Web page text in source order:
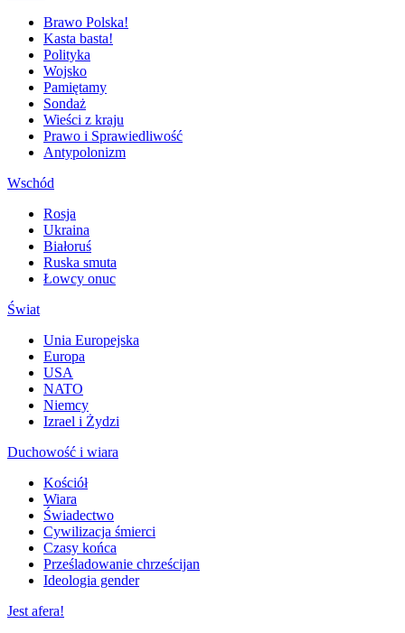
Brawo Polska!
Kasta basta!
Polityka
Wojsko
Pamiętamy
Sondaż
Wieści z kraju
Prawo i Sprawiedliwość
Antypolonizm
Wschód
Rosja
Ukraina
Białoruś
Ruska smuta
Łowcy onuc
Świat
Unia Europejska
Europa
USA
NATO
Niemcy
Izrael i Żydzi
Duchowość i wiara
Kościół
Wiara
Świadectwo
Cywilizacja śmierci
Czasy końca
Prześladowanie chrześcijan
Ideologia gender
Jest afera!